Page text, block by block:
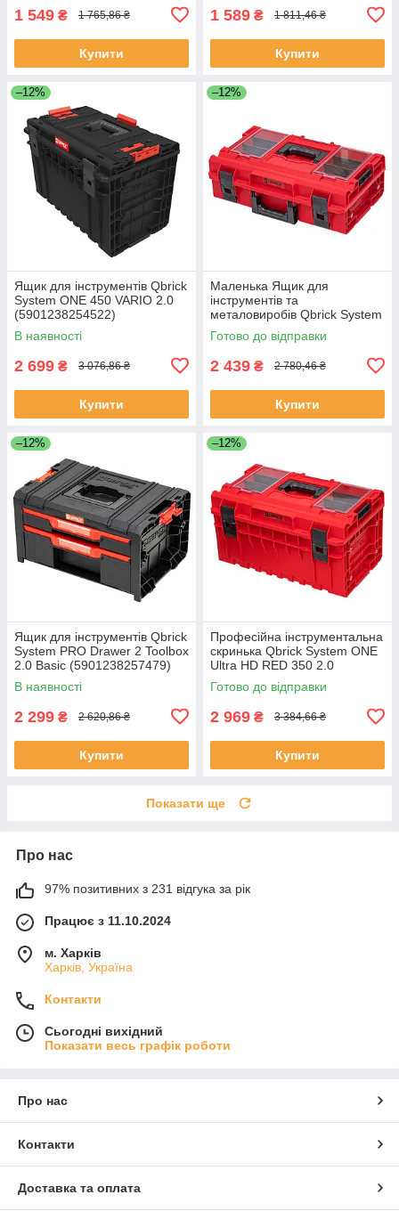
1 549 ₴ 1 765,86 ₴
Купити
1 589 ₴ 1 811,46 ₴
Купити
–12%
Ящик для інструментів Qbrick
System ONE 450 VARIO 2.0
(5901238254522)
В наявності
2 699 ₴ 3 076,86 ₴
Купити
–12%
Маленька Ящик для
інструментів та
металовиробів Qbrick System
ONE Ultra HD RED 200 2.0
PROFI (5901238256205)
Готово до відправки
2 439 ₴ 2 780,46 ₴
Купити
–12%
Ящик для інструментів Qbrick
System PRO Drawer 2 Toolbox
2.0 Basic (5901238257479)
В наявності
2 299 ₴ 2 620,86 ₴
Купити
–12%
Професійна інструментальна
скринька Qbrick System ONE
Ultra HD RED 350 2.0
(5901238256502)
Готово до відправки
2 969 ₴ 3 384,66 ₴
Купити
Показати ще
Про нас
97% позитивних з 231 відгука за рік
Працює з 11.10.2024
м. Харків
Харків, Україна
Контакти
Сьогодні вихідний
Показати весь графік роботи
Про нас
Контакти
Доставка та оплата